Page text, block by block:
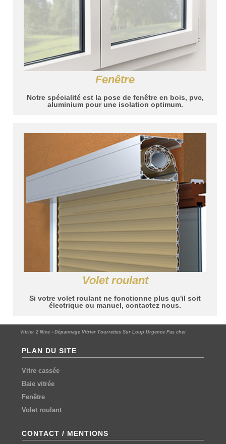
Fenêtre
Notre spécialité est la pose de fenêtre en bois, pvc,
aluminium pour une isolation optimum.
Volet roulant
Si votre volet roulant ne fonctionne plus qu'il soit
électrique ou manuel, contactez nous.
Vitrier 2 Nice › Dépannage Vitrier Tourrettes Sur Loup Urgence Pas cher
PLAN DU SITE
Vitre cassée
Baie vitrée
Fenêtre
Volet roulant
CONTACT / MENTIONS